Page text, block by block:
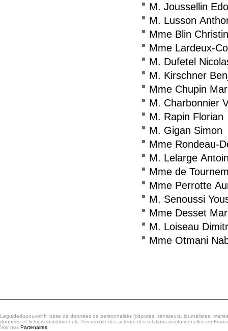
M. Joussellin
M. Lusson
Mme Blin
Mme Lardeux-
M. Dufetel
M. Kirschner
Mme Chupin
M. Charbonnier
M. Rapin Florian
M. Gigan Simon
Mme Rondeau-
M. Lelarge
Mme de
Mme Perrotte
M. Senoussi
Mme Desset
M. Loiseau
Mme Otmani
Leguidedupouvoir.fr, base de données de personnalités (députés, sénateurs, journalistes,
données et fichiers institutionnels, l'ensemble des acteurs des relations institutionnelles en
Voir nos Partenaires